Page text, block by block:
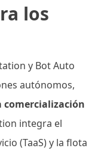
los
y Bot Auto
autónomos,
integra el
(TaaS) y la flota